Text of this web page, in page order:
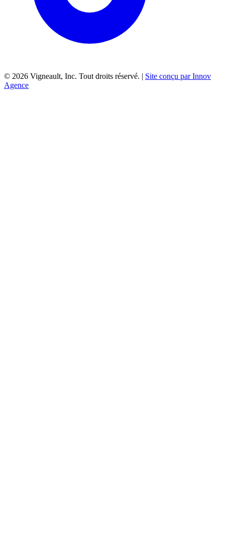
© 2026 Vigneault, Inc. Tout droits réservé. | Site conçu par Innov
Agence